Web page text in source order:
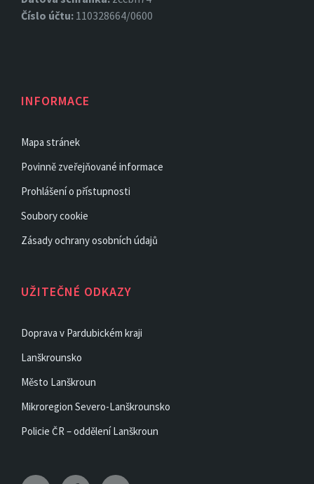
Číslo účtu: 110328664/0600
INFORMACE
Mapa stránek
Povinně zveřejňované informace
Prohlášení o přístupnosti
Soubory cookie
Zásady ochrany osobních údajů
UŽITEČNÉ ODKAZY
Doprava v Pardubickém kraji
Lanškrounsko
Město Lanškroun
Mikroregion Severo-Lanškrounsko
Policie ČR – oddělení Lanškroun